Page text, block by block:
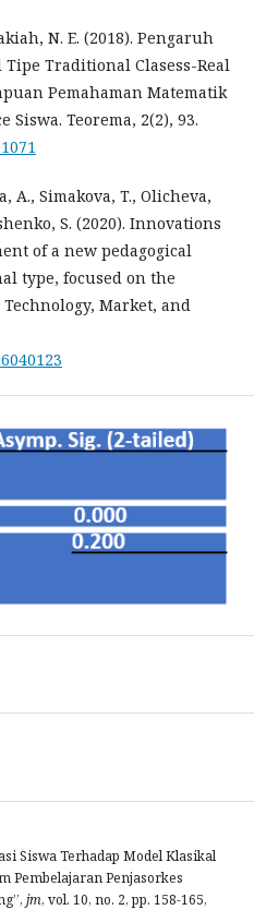
N. E. (2018). Pengaruh
Traditional Clasess-Real
Pemahaman Matematik
Teorema, 2(2), 93.
A., Simakova, T., Olicheva,
S. (2020). Innovations
of a new pedagogical
type, focused on the
Market, and
Siswa Terhadap Model Klasikal
Pembelajaran Penjasorkes
jm, vol. 10, no. 2, pp. 158-165,